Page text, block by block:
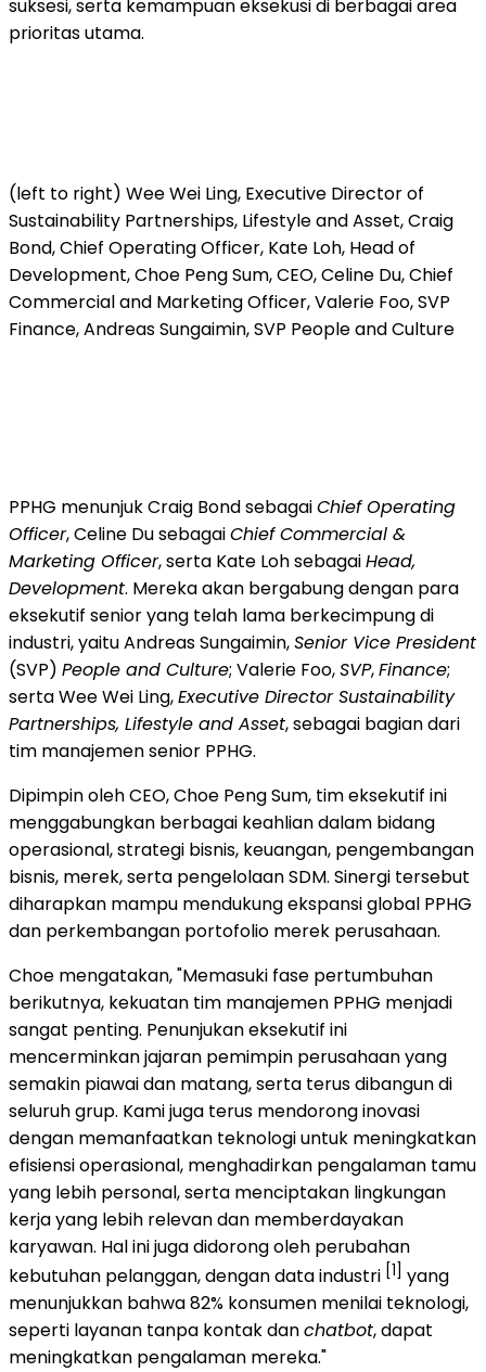
suksesi, serta kemampuan eksekusi di berbagai area
prioritas utama.
(left to right) Wee Wei Ling, Executive Director of
Sustainability Partnerships, Lifestyle and Asset, Craig
Bond, Chief Operating Officer, Kate Loh, Head of
Development, Choe Peng Sum, CEO, Celine Du, Chief
Commercial and Marketing Officer, Valerie Foo, SVP
Finance, Andreas Sungaimin, SVP People and Culture
PPHG menunjuk Craig Bond sebagaiChief Operating
Officer, Celine Du sebagaiChief Commercial &
Marketing Officer, serta Kate Loh sebagaiHead,
Development. Mereka akan bergabung dengan para
eksekutif senior yang telah lama berkecimpung di
industri, yaitu Andreas Sungaimin,Senior Vice President
(SVP) People and Culture; Valerie Foo,SVP,Finance;
serta Wee Wei Ling,Executive Director Sustainability
Partnerships, Lifestyle and Asset, sebagai bagian dari
tim manajemen senior PPHG.
Dipimpin oleh CEO, Choe Peng Sum, tim eksekutif ini
menggabungkan berbagai keahlian dalam bidang
operasional, strategi bisnis, keuangan, pengembangan
bisnis, merek, serta pengelolaan SDM. Sinergi tersebut
diharapkan mampu mendukung ekspansi global PPHG
dan perkembangan portofolio merek perusahaan.
Choe mengatakan, "Memasuki fase pertumbuhan
berikutnya, kekuatan tim manajemen PPHG menjadi
sangat penting. Penunjukan eksekutif ini
mencerminkan jajaran pemimpin perusahaan yang
semakin piawai dan matang, serta terus dibangun di
seluruh grup. Kami juga terus mendorong inovasi
dengan memanfaatkan teknologi untuk meningkatkan
efisiensi operasional, menghadirkan pengalaman tamu
yang lebih personal, serta menciptakan lingkungan
kerja yang lebih relevan dan memberdayakan
karyawan. Hal ini juga didorong oleh perubahan
kebutuhan pelanggan, dengan data industri [1] yang
menunjukkan bahwa 82% konsumen menilai teknologi,
seperti layanan tanpa kontak danchatbot, dapat
meningkatkan pengalaman mereka."